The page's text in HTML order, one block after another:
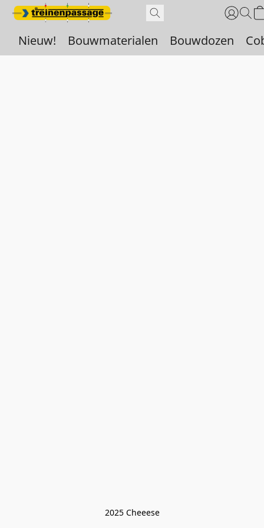
Nieuw! Bouwmaterialen Bouwdozen
2025 Cheeese